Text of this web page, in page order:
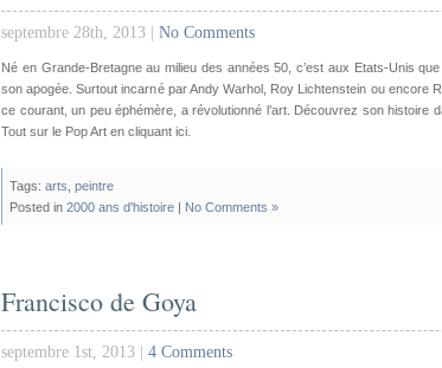
septembre 28th, 2013 | No Comments
Né en Grande-Bretagne au milieu des années 50, c’est aux Etats-Unis
son apogée. Surtout incarné par Andy Warhol, Roy Lichtenstein ou encore
ce courant, un peu éphémère, a révolutionné l’art. Découvrez son histoire
Tout sur le Pop Art en cliquant ici.
Tags: arts peintre
Posted in 2000 ans d'histoire | No Comments »
Francisco de Goya
septembre 1st, 2013 | 4 Comments